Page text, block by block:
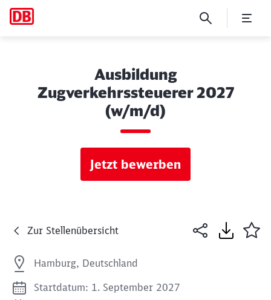
Ausbildung
Zugverkehrssteuerer 2027
(w/m/d)
Jetzt bewerben
Zur Stellenübersicht
Hamburg, Deutschland
Startdatum: 1. September 2027